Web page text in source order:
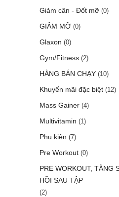
Giảm cân - Đốt mỡ (0)
GIẢM MỠ (0)
Glaxon (0)
Gym/Fitness (2)
HÀNG BÁN CHẠY (10)
Khuyến mãi đặc biệt (12)
Mass Gainer (4)
Multivitamin (1)
Phụ kiện (7)
Pre Workout (0)
PRE WORKOUT, TĂNG
HỒI SAU TẬP
(2)